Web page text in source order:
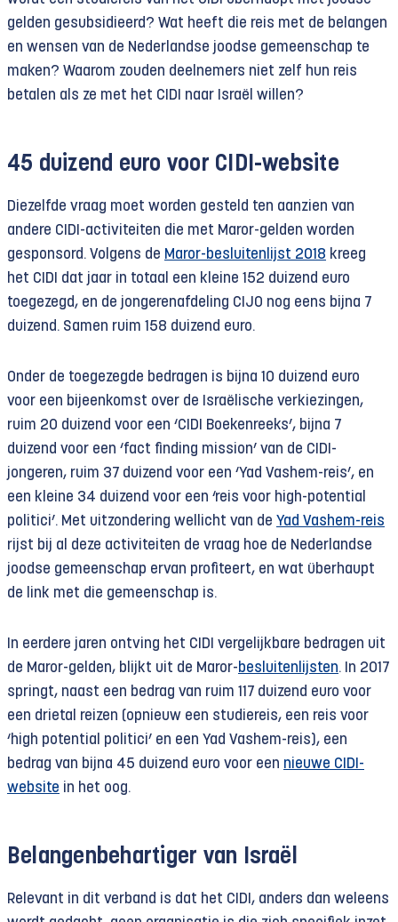
gelden gesubsidieerd? Wat heeft die reis met de belangen
en wensen van de Nederlandse joodse gemeenschap te
maken? Waarom zouden deelnemers niet zelf hun reis
betalen als ze met het CIDI naar Israël willen?
45 duizend euro voor CIDI-website
Diezelfde vraag moet worden gesteld ten aanzien van
andere CIDI-activiteiten die met Maror-gelden worden
gesponsord. Volgens de Maror-besluitenlijst 2018 kreeg
het CIDI dat jaar in totaal een kleine 152 duizend euro
toegezegd, en de jongerenafdeling CIJO nog eens bijna 7
duizend. Samen ruim 158 duizend euro.
Onder de toegezegde bedragen is bijna 10 duizend euro
voor een bijeenkomst over de Israëlische verkiezingen,
ruim 20 duizend voor een ‘CIDI Boekenreeks’, bijna 7
duizend voor een ‘fact finding mission’ van de CIDI-
jongeren, ruim 37 duizend voor een ‘Yad Vashem-reis’, en
een kleine 34 duizend voor een ‘reis voor high-potential
politici’. Met uitzondering wellicht van de Yad Vashem-reis
rijst bij al deze activiteiten de vraag hoe de Nederlandse
joodse gemeenschap ervan profiteert, en wat überhaupt
de link met die gemeenschap is.
In eerdere jaren ontving het CIDI vergelijkbare bedragen uit
de Maror-gelden, blijkt uit de Maror-besluitenlijsten. In 2017
springt, naast een bedrag van ruim 117 duizend euro voor
een drietal reizen (opnieuw een studiereis, een reis voor
‘high potential politici’ en een Yad Vashem-reis), een
bedrag van bijna 45 duizend euro voor een nieuwe CIDI-
website in het oog.
Belangenbehartiger van Israël
Relevant in dit verband is dat het CIDI, anders dan weleens